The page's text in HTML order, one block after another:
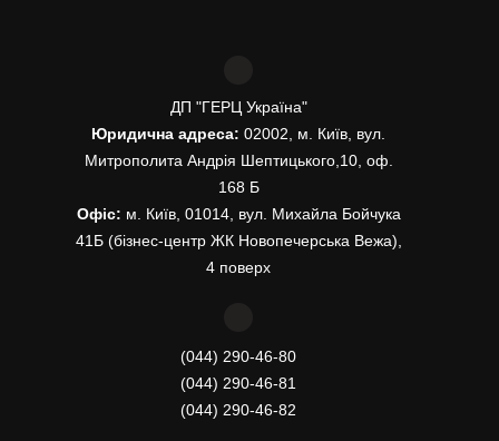
ДП "ГЕРЦ Україна"
Юридична адреса: 02002, м. Київ, вул.
Митрополита Андрія Шептицького,10, оф.
168 Б
Офіс: м. Київ, 01014, вул. Михайла Бойчука
41Б (бізнес-центр ЖК Новопечерська Вежа),
4 поверх
(044) 290-46-80
(044) 290-46-81
(044) 290-46-82